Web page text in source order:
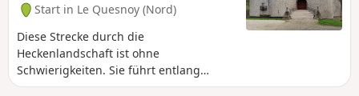
Start in Le Quesnoy (Nord)
Diese Strecke durch die
Heckenlandschaft ist ohne
Schwierigkeiten. Sie führt entlang
ländlicher Hecken und Straßen mit